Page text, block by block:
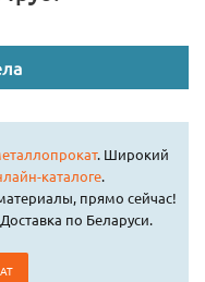
. Широкий
каталоге.
прямо сейчас!
по Беларуси.